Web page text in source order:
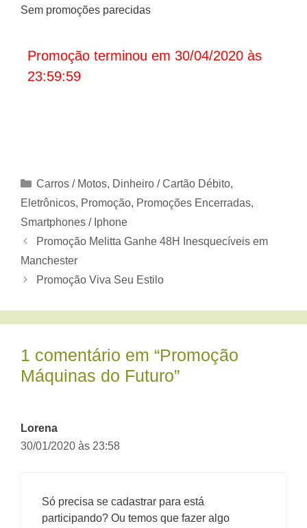
Sem promoções parecidas
Promoção terminou em 30/04/2020 às
23:59:59
Categorias
Carros / Motos, Dinheiro / Cartão Débito,
Eletrônicos, Promoção, Promoções Encerradas,
Smartphones / Iphone
Promoção Melitta Ganhe 48H Inesquecíveis em
Manchester
Promoção Viva Seu Estilo
1 comentário em “Promoção
Máquinas do Futuro”
Lorena
30/01/2020 às 23:58
Só precisa se cadastrar para está
participando? Ou temos que fazer algo